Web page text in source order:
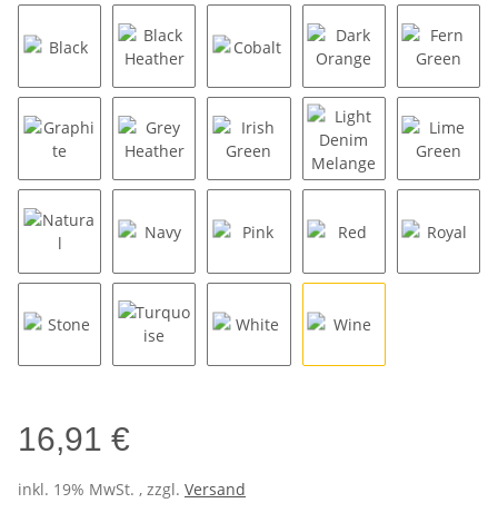
Black Black HeatherCobalt Dark OrangeFern
Graphite Grey HeatherIrish Green Light Denim Lime
Natural Navy Pink Red
16,91 €
inkl. 19% MwSt. , zzgl. Versand